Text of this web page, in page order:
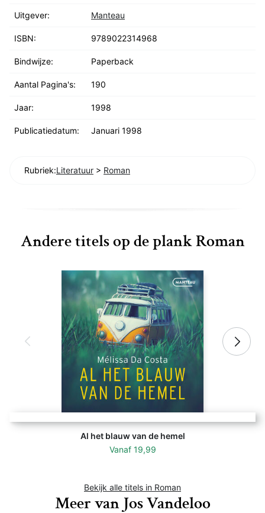
Uitgever: Manteau
ISBN: 9789022314968
Bindwijze: Paperback
Aantal Pagina's: 190
Jaar: 1998
Publicatiedatum: Januari 1998
Rubriek:Literatuur > Roman
Andere titels op de plank Roman
Al het blauw van de hemel
Vanaf 19,99
Bekijk alle titels in Roman
Meer van Jos Vandeloo